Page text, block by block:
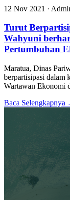
12 Nov 2021 ·
Turut
Wahyuni
Pertumbuhan
Maratua, Dinas
berpartisipasi dalam
Wartawan Ekonomi
Baca Selengkapnya